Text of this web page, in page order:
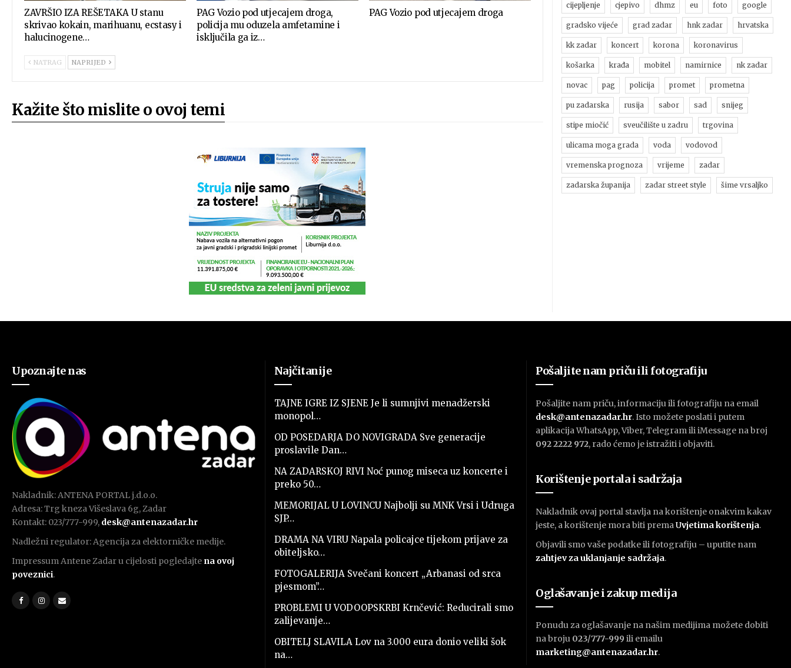
ZAVRŠIO IZA REŠETAKA U stanu
skrivao kokain, marihuanu, ecstasy i
halucinogene…
PAG Vozio pod utjecajem droga,
policija mu oduzela amfetamine i
isključila ga iz…
PAG Vozio pod utjecajem droga
NATRAG NAPRIJED
Kažite što mislite o ovoj temi
cijepljenje cjepivo dhmz eu foto google
gradsko vijeće grad zadar hnk zadar hrvatska
kk zadar koncert korona koronavirus
košarka krađa mobitel namirnice nk zadar
novac pag policija promet prometna
pu zadarska rusija sabor sad snijeg
stipe miočić sveučilište u zadru trgovina
ulicama moga grada voda vodovod
vremenska prognoza vrijeme zadar
zadarska županija zadar street style šime vrsaljko
Upoznajte nas
Nakladnik: ANTENA PORTAL j.d.o.o.
Adresa: Trg kneza Višeslava 6g, Zadar
Kontakt: 023/777-999, desk@antenazadar.hr
Nadležni regulator: Agencija za elektorničke medije.
Impressum Antene Zadar u cijelosti pogledajte na ovoj
poveznici.
Najčitanije
TAJNE IGRE IZ SJENE Je li sumnjivi menadžerski
monopol…
OD POSEDARJA DO NOVIGRADA Sve generacije
proslavile Dan…
NA ZADARSKOJ RIVI Noć punog miseca uz koncerte i
preko 50…
MEMORIJAL U LOVINCU Najbolji su MNK Vrsi i Udruga
SJP…
DRAMA NA VIRU Napala policajce tijekom prijave za
obiteljsko…
FOTOGALERIJA Svečani koncert „Arbanasi od srca
pjesmom”…
PROBLEMI U VODOOPSKRBI Krnčević: Reducirali smo
zalijevanje…
OBITELJ SLAVILA Lov na 3.000 eura donio veliki šok
na…
Pošaljite nam priču ili fotografiju
Pošaljite nam priču, informaciju ili fotografiju na email
desk@antenazadar.hr. Isto možete poslati i putem
aplikacija WhatsApp, Viber, Telegram ili iMessage na broj
092 2222 972, rado ćemo je istražiti i objaviti.
Korištenje portala i sadržaja
Nakladnik ovaj portal stavlja na korištenje onakvim kakav
jeste, a korištenje mora biti premaUvjetima korištenja.
Objavili smo vaše podatke ili fotografiju – uputite nam
zahtjev za uklanjanje sadržaja.
Oglašavanje i zakup medija
Ponudu za oglašavanje na našim medijima možete dobiti
na broju 023/777-999 ili emailu
marketing@antenazadar.hr.